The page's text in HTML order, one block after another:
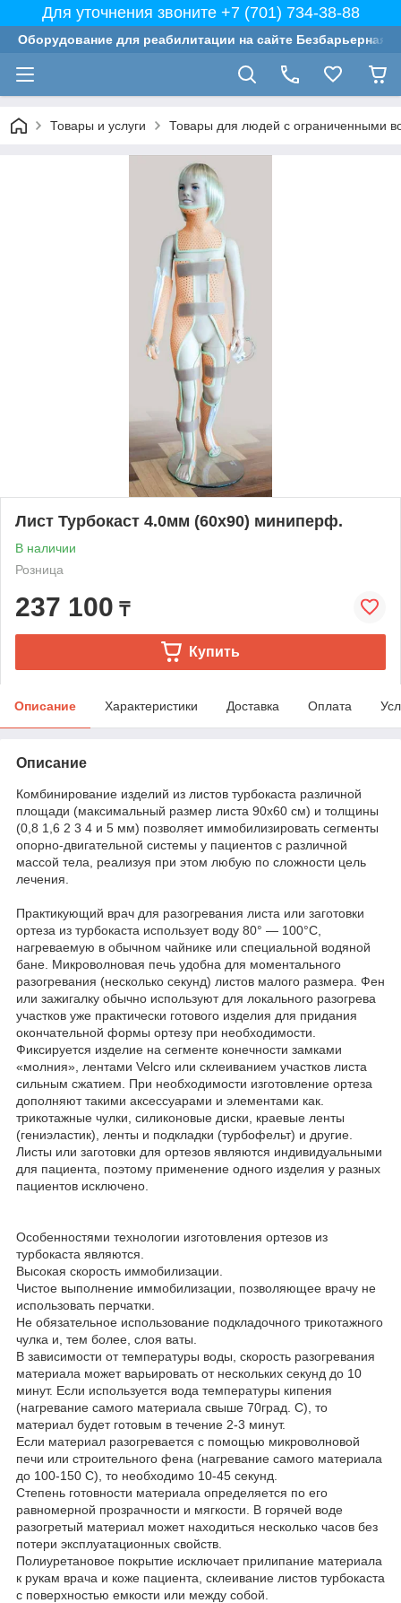
Для уточнения звоните +7 (701) 734-38-88
Оборудование для реабилитации на сайте Безбарьерная
Товары и услуги Товары для людей с ограниченными
Лист Турбокаст 4.0мм (60х90) миниперф.
В наличии
Розница
237 100 ₸
Купить
Описание Характеристики Доставка Оплата
Описание
Комбинирование изделий из листов турбокаста различной
площади (максимальный размер листа 90x60 см) и толщины
(0,8 1,6 2 3 4 и 5 мм) позволяет иммобилизировать сегменты
опорно-двигательной системы у пациентов с различной
массой тела, реализуя при этом любую по сложности цель
лечения.
Практикующий врач для разогревания листа или заготовки
ортеза из турбокаста использует воду 80° — 100°С,
нагреваемую в обычном чайнике или специальной водяной
бане. Микроволновая печь удобна для моментального
разогревания (несколько секунд) листов малого размера. Фен
или зажигалку обычно используют для локального разогрева
участков уже практически готового изделия для придания
окончательной формы ортезу при необходимости.
Фиксируется изделие на сегменте конечности замками
«молния», лентами Velcro или склеиванием участков листа
сильным сжатием. При необходимости изготовление ортеза
дополняют такими аксессуарами и элементами как.
трикотажные чулки, силиконовые диски, краевые ленты
(гениэластик), ленты и подкладки (турбофельт) и другие.
Листы или заготовки для ортезов являются индивидуальными
для пациента, поэтому применение одного изделия у разных
пациентов исключено.
Особенностями технологии изготовления ортезов из
турбокаста являются.
Высокая скорость иммобилизации.
Чистое выполнение иммобилизации, позволяющее врачу не
использовать перчатки.
Не обязательное использование подкладочного трикотажного
чулка и, тем более, слоя ваты.
В зависимости от температуры воды, скорость разогревания
материала может варьировать от нескольких секунд до 10
минут. Если используется вода температуры кипения
(нагревание самого материала свыше 70град. С), то
материал будет готовым в течение 2-3 минут.
Если материал разогревается с помощью микроволновой
печи или строительного фена (нагревание самого материала
до 100-150 С), то необходимо 10-45 секунд.
Степень готовности материала определяется по его
равномерной прозрачности и мягкости. В горячей воде
разогретый материал может находиться несколько часов без
потери эксплуатационных свойств.
Полиуретановое покрытие исключает прилипание материала
к рукам врача и коже пациента, склеивание листов турбокаста
с поверхностью емкости или между собой.